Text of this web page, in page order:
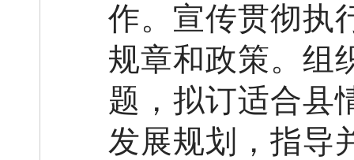
作。 宣传贯彻执
规章和政策。 组
题 ，拟订适合县
发展规划， 指导